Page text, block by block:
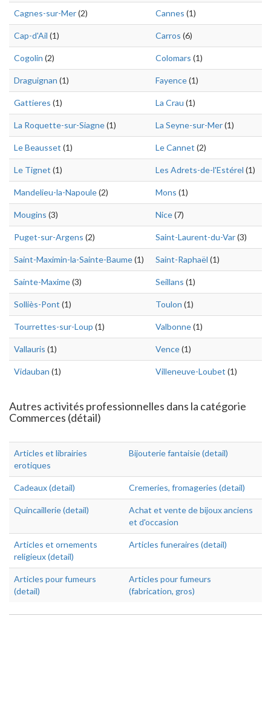
Cagnes-sur-Mer(2) Cannes (1)
Cap-d'Ail (1) Carros (6)
Cogolin (2) Colomars (1)
Draguignan (1) Fayence(1)
Gattieres (1) La Crau (1)
La Roquette-sur-Siagne(1) La Seyne-sur-Mer(1)
Le Beausset (1) Le Cannet (2)
Le Tignet (1) Les Adrets-de-l'Estérel (1)
Mandelieu-la-Napoule(2) Mons (1)
Mougins (3) Nice(7)
Puget-sur-Argens (2) Saint-Laurent-du-Var(3)
Saint-Maximin-la-Sainte-Baume(1) Saint-Raphaël (1)
Sainte-Maxime(3) Seillans (1)
Solliès-Pont (1) Toulon (1)
Tourrettes-sur-Loup (1) Valbonne(1)
Vallauris (1) Vence(1)
Vidauban (1) Villeneuve-Loubet (1)
Autres activités professionnelles dans la catégorie
Commerces (détail)
Articles et librairies
erotiques
Bijouterie fantaisie (detail)
Cadeaux (detail) Cremeries, fromageries (detail)
Quincaillerie (detail)
Achat et vente de bijoux anciens
et d'occasion
Articles et ornements
religieux (detail)
Articles funeraires (detail)
Articles pour fumeurs
(detail)
Articles pour fumeurs
(fabrication, gros)